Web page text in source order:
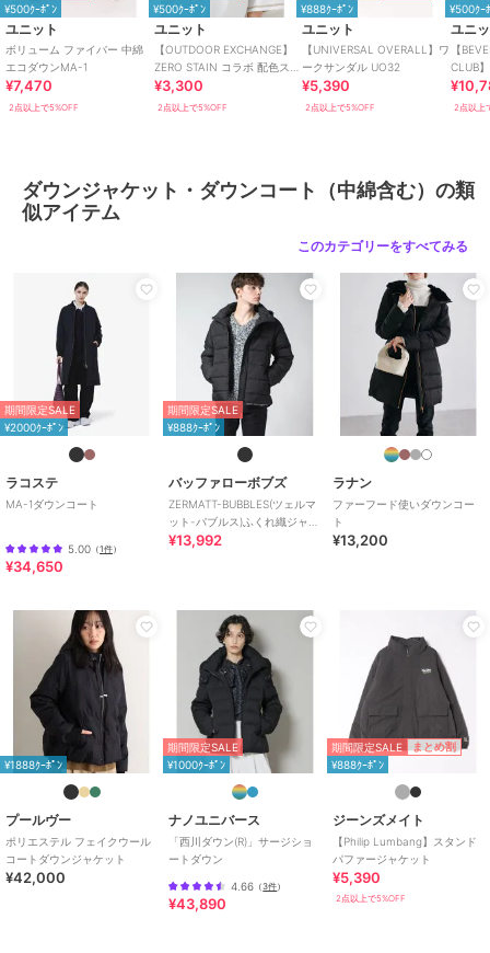
カラー
ブラック、ブラウン、オフホワイ
ト
サイズ MEDIUM,LARGE,X-LARGE
素材
ポリエステル100％
ダウン・中綿/ ポリエステル素材
ダウンジャケット・ダウンコート
（中綿含む）
ダウン・中綿/ポリエステル素材
無地 / ロゴ / 刺繍/
/ミドル丈 /ライフスタイ
ル/カジュアル
原産国 中国
¥500ｸｰﾎﾟﾝ
ユニット
ボリューム ファイバー 中綿
エコダウンMA-1
¥7,470
2点以上で5%OFF
¥500ｸｰﾎﾟﾝ
ユニット
【OUTDOOR EXCHANGE】
ZERO STAIN コラボ 配色ステ
ッチ クルーネックTシャツ
¥3,300
2点以上で5%OFF
¥888ｸｰﾎﾟﾝ
ユニット
【UNIVERSAL OVERALL】ワ
ークサンダル UO32
¥5,390
2点以上で5%OFF
¥500ｸｰ
ユニ
【
CLUB
トバッ
2点以上
ダウンジャケット・ダウンコート（中綿含む）の類
似アイテム
このカテゴリーをすべてみる
期間限定SALE
¥2000ｸｰﾎﾟﾝ
ラコステ
MA-1ダウンコート
5.00 （1件）
¥34,650
期間限定SALE
¥888ｸｰﾎﾟﾝ
バッファローボブズ
ZERMATT-BUBBLES(ツェルマ
ット-バブルス)ふくれ織ジャガ
ード エコダウン パデットジャ
¥13,992
ラナン
ファーフード使いダウンコー
ト
¥13,200
¥1888ｸｰﾎﾟﾝ
プールヴー
ポリエステル フェイクウール
コートダウンジャケット
¥42,000
期間限定SALE
¥1000ｸｰﾎﾟﾝ
ナノユニバース
「西川ダウン(R)」サージショ
ートダウン
4.66 （3件）
¥43,890
期間限定SALE まとめ割
¥888ｸｰﾎﾟﾝ
ジーンズメイト
【Philip Lumbang】スタンド
パファージャケット
¥5,390
2点以上で5%OFF